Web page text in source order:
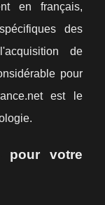
en français,
des
de
pour
est le
pour votre